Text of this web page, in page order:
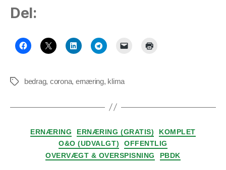
Del:
Tags bedrag, corona, ernæring, klima
Kategorier
ERNÆRING ERNÆRING (GRATIS)
KOMPLET
O&O (UDVALGT)
OFFENTLIG
OVERVÆGT & OVERSPISNING
PBDK